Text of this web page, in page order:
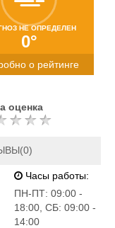
НЕ ОПРЕДЕЛЕН
0°
о рейтинге
оценка
Часы работы:
ПН-ПТ: 09:00 -
18:00, СБ: 09:00 -
14:00